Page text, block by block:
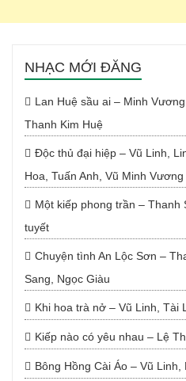
NHẠC MỚI ĐĂNG
Lan Huệ sầu ai – Minh
Thanh Kim Huệ
Độc thủ đại hiệp – Vũ Linh,
Hoa, Tuấn Anh, Vũ Minh Vương
Một kiếp phong trần – Thanh
tuyết
Chuyện tình An Lộc Sơn –
Sang, Ngọc Giàu
Khi hoa trà nở – Vũ Linh, Tài
Kiếp nào có yêu nhau – Lệ
Bông Hồng Cài Áo – Vũ Linh,